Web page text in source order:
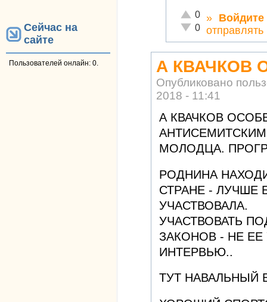
Сейчас на
сайте
Пользователей онлайн: 0.
Отлично!
0
Неадекватно!
0
» Войдите
А КВАЧКОВ
Опубликовано
2018 - 11:41
А КВАЧКОВ
МОЛОДЦА.
РОДНИНА
СТРАНЕ - ЛУЧШЕ
УЧАСТВОВАЛА.
УЧАСТВОВАТЬ
ЗАКОНОВ - НЕ
ИНТЕРВЬЮ..
ТУТ НАВАЛЬНЫЙ